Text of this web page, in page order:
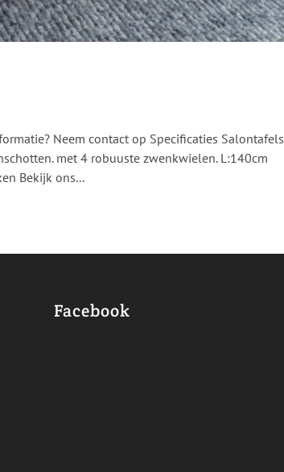
Neem contact op Specificaties Salontafels
met 4 robuuste zwenkwielen. L:140cm
Bekijk ons...
Facebook